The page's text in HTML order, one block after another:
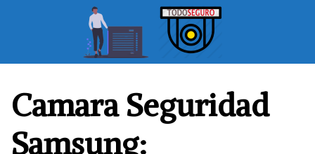
Camara Seguridad
Samsung: